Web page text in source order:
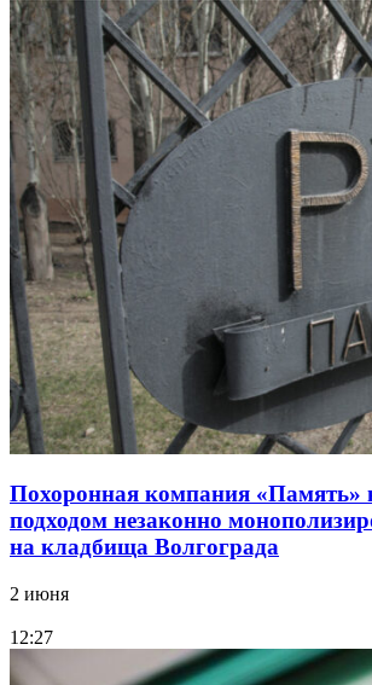
Похоронная компания «Память»
подходом незаконно
на кладбища Волгограда
2 июня
12:27